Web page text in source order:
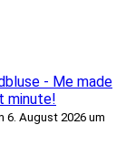
- Me made
minute!
6. August 2026 um